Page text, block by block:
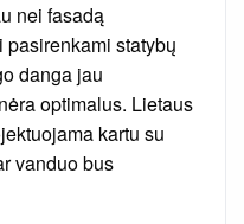
nei fasadą
statybų
danga jau
optimalus. Lietaus
kartu su
vanduo bus